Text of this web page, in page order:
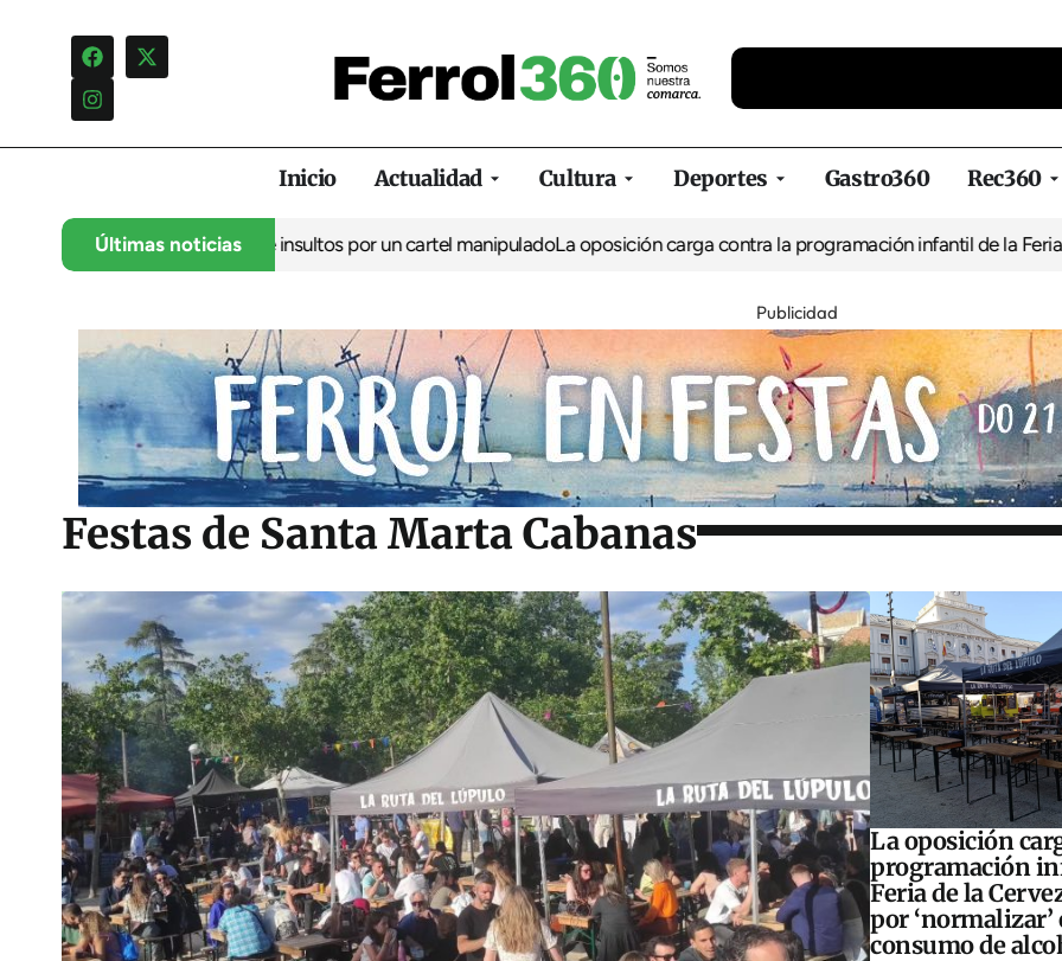
Inicio Actualidad Cultura Deportes Gastro360 Rec360
Últimas noticias
una campaña de insultos por un cartel manipuladoLa oposición carga contra la programación infantil de la Feria de la
Publicidad
Festas de Santa Marta Cabanas
La oposición
programación
Feria de la
por ‘normalizar’
consumo de